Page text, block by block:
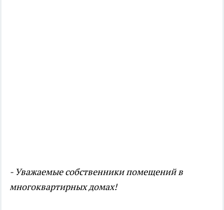
- Уважаемые собственники помещений в
многоквартирных домах!